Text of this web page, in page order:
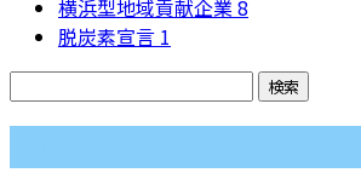
横浜型地域貢献企業8
脱炭素宣言 1